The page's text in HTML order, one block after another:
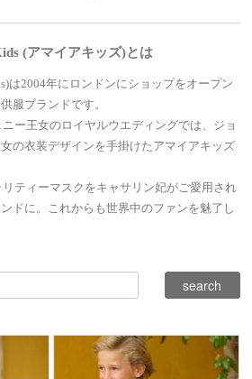
(アマイアキッズ)とは
は2004年にロンドンにショップをオープン
服ブランドです。
ー王女のロイヤルウエディングでは、ジョ
の衣装デザインを手掛けたアマイアキッズ
ティーマスクをキャサリン妃がご愛用され
ドに。これからも世界中のファンを魅了し